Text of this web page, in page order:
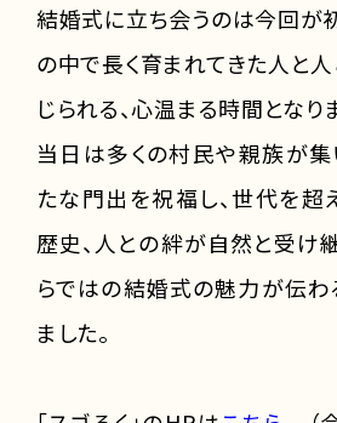
結婚式に立ち会うのは今回が
の中で長く育まれてきた人と
じられる、心温まる時間となり
当日は多くの村民や親族が
たな門出を祝福し、世代を
歴史、人との絆が自然と受け
らではの結婚式の魅力が伝わ
ました。